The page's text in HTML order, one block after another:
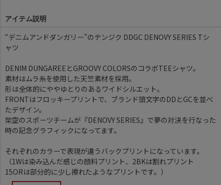
アイテム説明
“デニムアンドダンガリー”のテンジク DDGC DENOVY SERIES Tシ
ャツ
DENIM DUNGAREEとGROOVY COLORSのコラボTEEシャツ。
素材はムラ糸を使用した天竺素材を採用。
形は全体的にややゆとりのあるワイドシルエット。
FRONTはフロッキープリントで、ブランド頭文字のDDとGCを並べ
たデザイン。
架空のスポーツチームが『DENOVY SERIES』で夢の対決を行なった
時の記念グラフィックになってます。
それぞれのカラーで表現が違うバックプリントになっています。
（1Wは染み込んだ感じの顔料プリント、2BKは割れプリント
15ORは部分的に少し擦れたようなプリントです。）